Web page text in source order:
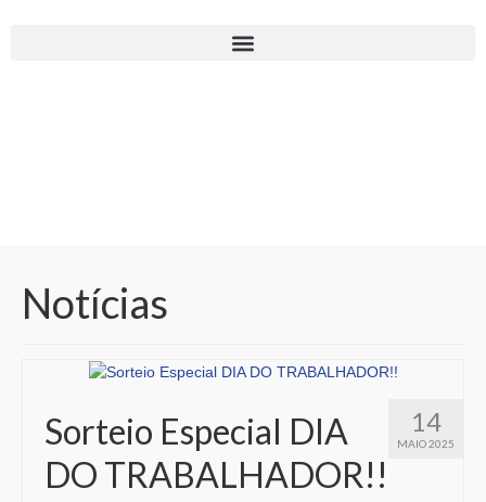
Notícias
14
MAIO 2025
Sorteio Especial DIA
DO TRABALHADOR!!